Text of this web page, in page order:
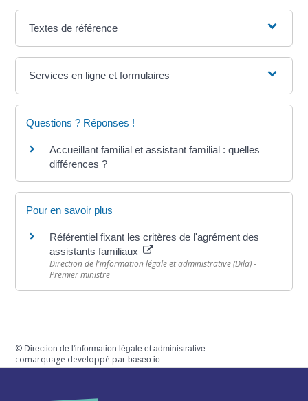
Textes de référence
Services en ligne et formulaires
Questions ? Réponses !
Accueillant familial et assistant familial : quelles
différences ?
Pour en savoir plus
Référentiel fixant les critères de l'agrément des
assistants familiaux
Direction de l'information légale et administrative (Dila) -
Premier ministre
© Direction de l'information légale et administrative
comarquage developpé parbaseo.io